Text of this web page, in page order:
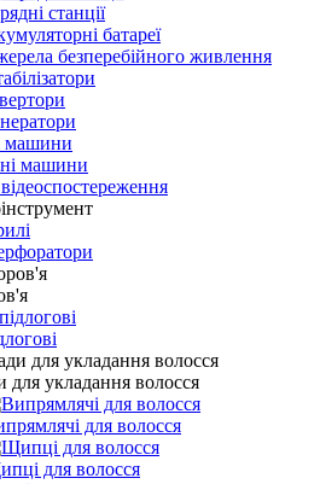
станції
батареї
безперебійного живлення
машини
машини
для укладання волосся
для волосся
для волосся